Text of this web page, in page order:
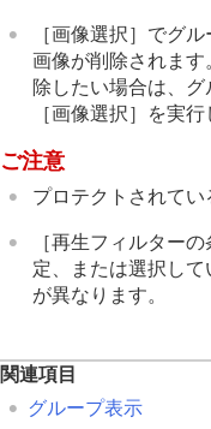
［画像選択］ でグル
画像が削除されます
除したい場合は、
［画像選択］ を実行
ご注意
プロテクトされてい
［再生フィルター
定、または選択し
が異なります。
関連項目
グループ表示